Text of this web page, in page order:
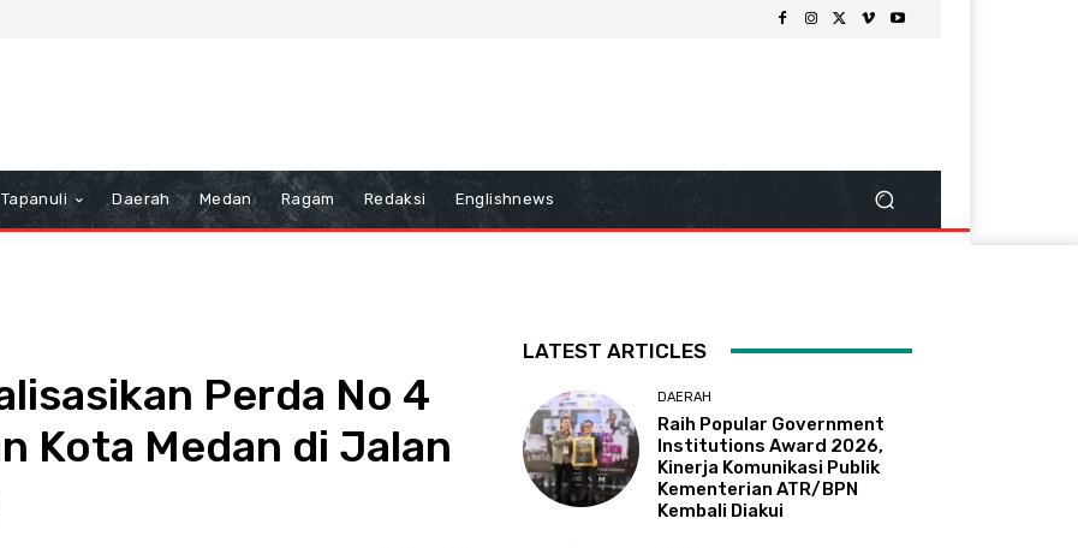
Tapanuli Daerah Medan Ragam Redaksi Englishnews
Perda No 4
Kota Medan di Jalan
LATEST ARTICLES
DAERAH
Raih Popular Government
Institutions Award 2026,
Kinerja Komunikasi Publik
Kementerian ATR/BPN
Kembali Diakui